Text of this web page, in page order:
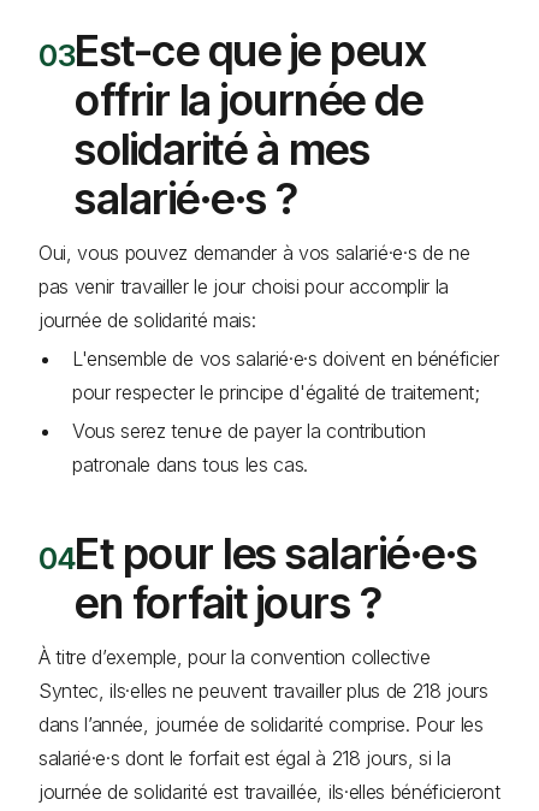
Est-ce que je peux
offrir la journée de
solidarité à mes
salarié·e·s ?
Oui, vous pouvez demander à vos salarié·e·s de ne
pas venir travailler le jour choisi pour accomplir la
journée de solidarité mais:
L'ensemble de vos salarié·e·s doivent en bénéficier
pour respecter le principe d'égalité de traitement;
Vous serez tenu·e de payer la contribution
patronale dans tous les cas.
Et pour les salarié·e·s
en forfait jours ?
À titre d’exemple, pour la convention collective
Syntec, ils·elles ne peuvent travailler plus de 218 jours
dans l’année, journée de solidarité comprise. Pour les
salarié·e·s dont le forfait est égal à 218 jours, si la
journée de solidarité est travaillée, ils·elles bénéficieront